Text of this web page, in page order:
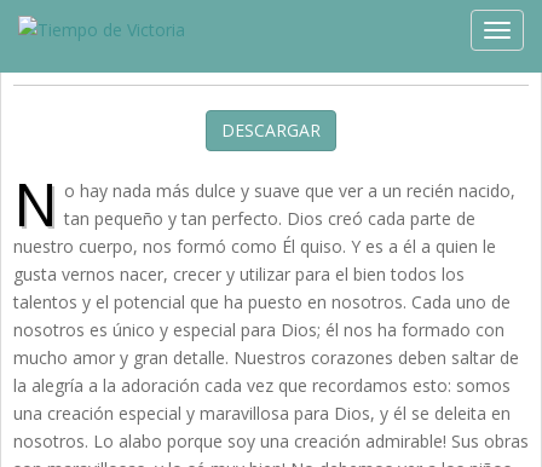
Estudios »
DESCARGAR
N o hay nada más dulce y suave que ver a un recién nacido,
tan pequeño y tan perfecto. Dios creó cada parte de
nuestro cuerpo, nos formó como Él quiso. Y es a él a quien le
gusta vernos nacer, crecer y utilizar para el bien todos los
talentos y el potencial que ha puesto en nosotros. Cada uno de
nosotros es único y especial para Dios; él nos ha formado con
mucho amor y gran detalle. Nuestros corazones deben saltar de
la alegría a la adoración cada vez que recordamos esto: somos
una creación especial y maravillosa para Dios, y él se deleita en
nosotros. Lo alabo porque soy una creación admirable! Sus obras